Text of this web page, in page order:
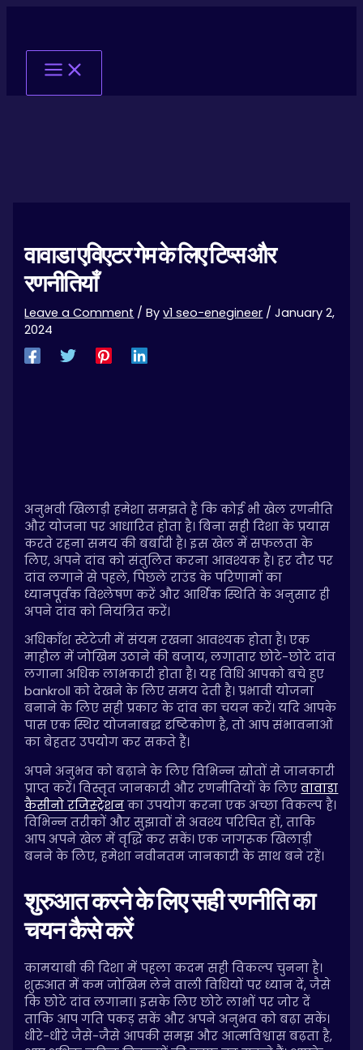
वावाडा एविएटर गेम के लिए टिप्स और
रणनीतियाँ
Leave a Comment / Byv1 seo-enegineer /January 2,
2024
अनुभवी खिलाड़ी हमेशा समझते हैं कि कोई भी खेल रणनीति
और योजना पर आधारित होता है। बिना सही दिशा के प्रयास
करते रहना समय की बर्बादी है। इस खेल में सफलता के
लिए, अपने दांव को संतुलित करना आवश्यक है। हर दौर पर
दांव लगाने से पहले, पिछले राउंड के परिणामों का
ध्यानपूर्वक विश्लेषण करें और आर्थिक स्थिति के अनुसार ही
अपने दांव को नियंत्रित करें।
अधिकाँश स्टेटेजी में संयम रखना आवश्यक होता है। एक
माहौल में जोखिम उठाने की बजाय, लगातार छोटे-छोटे दांव
लगाना अधिक लाभकारी होता है। यह विधि आपको बचे हुए
bankroll को देखने के लिए समय देती है। प्रभावी योजना
बनाने के लिए सही प्रकार के दांव का चयन करें। यदि आपके
पास एक स्थिर योजनाबद्ध दृष्टिकोण है, तो आप संभावनाओं
का बेहतर उपयोग कर सकते हैं।
अपने अनुभव को बढ़ाने के लिए विभिन्न स्रोतों से जानकारी
प्राप्त करें। विस्तृत जानकारी और रणनीतियों के लिएवावाडा
कैसीनो रजिस्ट्रेशन का उपयोग करना एक अच्छा विकल्प है।
विभिन्न तरीकों और सुझावों से अवश्य परिचित हों, ताकि
आप अपने खेल में वृद्धि कर सकें। एक जागरूक खिलाड़ी
बनने के लिए, हमेशा नवीनतम जानकारी के साथ बने रहें।
शुरुआत करने के लिए सही रणनीति का
चयन कैसे करें
कामयाबी की दिशा में पहला कदम सही विकल्प चुनना है।
शुरुआत में कम जोखिम लेने वाली विधियों पर ध्यान दें, जैसे
कि छोटे दांव लगाना। इसके लिए छोटे लाभों पर जोर दें
ताकि आप गति पकड़ सकें और अपने अनुभव को बढ़ा सकें।
धीरे-धीरे जैसे-जैसे आपकी समझ और आत्मविश्वास बढ़ता है,